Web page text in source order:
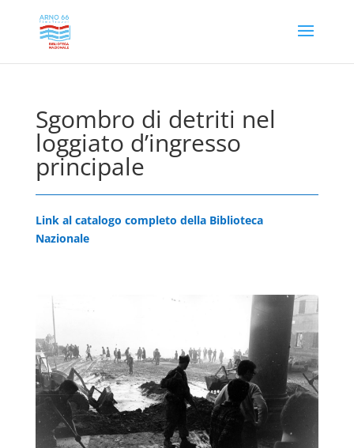
Sgombro di detriti nel
loggiato d’ingresso
principale
Link al catalogo completo della Biblioteca
Nazionale